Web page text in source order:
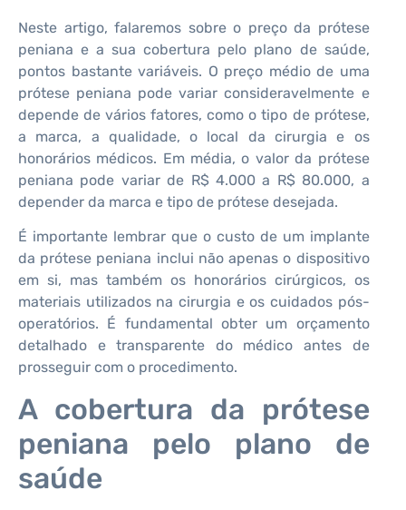
Neste artigo, falaremos sobre o preço da prótese
peniana e a sua cobertura pelo plano de saúde,
pontos bastante variáveis. O preço médio de uma
prótese peniana pode variar consideravelmente e
depende de vários fatores, como o tipo de prótese,
a marca, a qualidade, o local da cirurgia e os
honorários médicos. Em média, o valor da prótese
peniana pode variar de R$ 4.000 a R$ 80.000, a
depender da marca e tipo de prótese desejada.
É importante lembrar que o custo de um implante
da prótese peniana inclui não apenas o dispositivo
em si, mas também os honorários cirúrgicos, os
materiais utilizados na cirurgia e os cuidados pós-
operatórios. É fundamental obter um orçamento
detalhado e transparente do médico antes de
prosseguir com o procedimento.
A cobertura da prótese
peniana pelo plano de
saúde